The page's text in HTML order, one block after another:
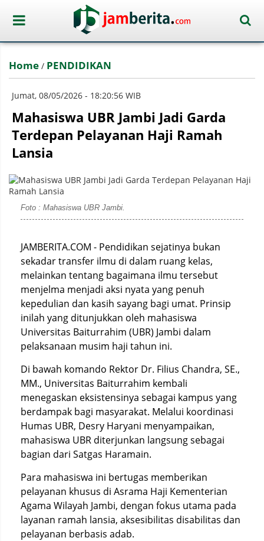
Home / PENDIDIKAN
Jumat, 08/05/2026 - 18:20:56 WIB
Mahasiswa UBR Jambi Jadi Garda
Terdepan Pelayanan Haji Ramah
Lansia
Foto : Mahasiswa UBR Jambi.
JAMBERITA.COM - Pendidikan sejatinya bukan
sekadar transfer ilmu di dalam ruang kelas,
melainkan tentang bagaimana ilmu tersebut
menjelma menjadi aksi nyata yang penuh
kepedulian dan kasih sayang bagi umat. Prinsip
inilah yang ditunjukkan oleh mahasiswa
Universitas Baiturrahim (UBR) Jambi dalam
pelaksanaan musim haji tahun ini.
Di bawah komando Rektor Dr. Filius Chandra, SE.,
MM., Universitas Baiturrahim kembali
menegaskan eksistensinya sebagai kampus yang
berdampak bagi masyarakat. Melalui koordinasi
Humas UBR, Desry Haryani menyampaikan,
mahasiswa UBR diterjunkan langsung sebagai
bagian dari Satgas Haramain.
Para mahasiswa ini bertugas memberikan
pelayanan khusus di Asrama Haji Kementerian
Agama Wilayah Jambi, dengan fokus utama pada
layanan ramah lansia, aksesibilitas disabilitas dan
pelayanan berbasis adab.